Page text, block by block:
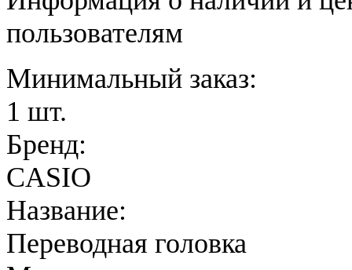
пользователям
Минимальный заказ:
1 шт.
Бренд:
CASIO
Название:
Переводная головка